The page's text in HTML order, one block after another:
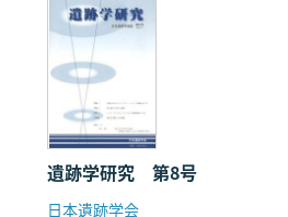
遺跡学研究 第8号
日本遺跡学会